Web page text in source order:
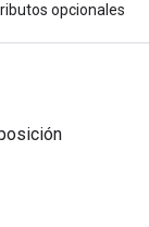
opcionales